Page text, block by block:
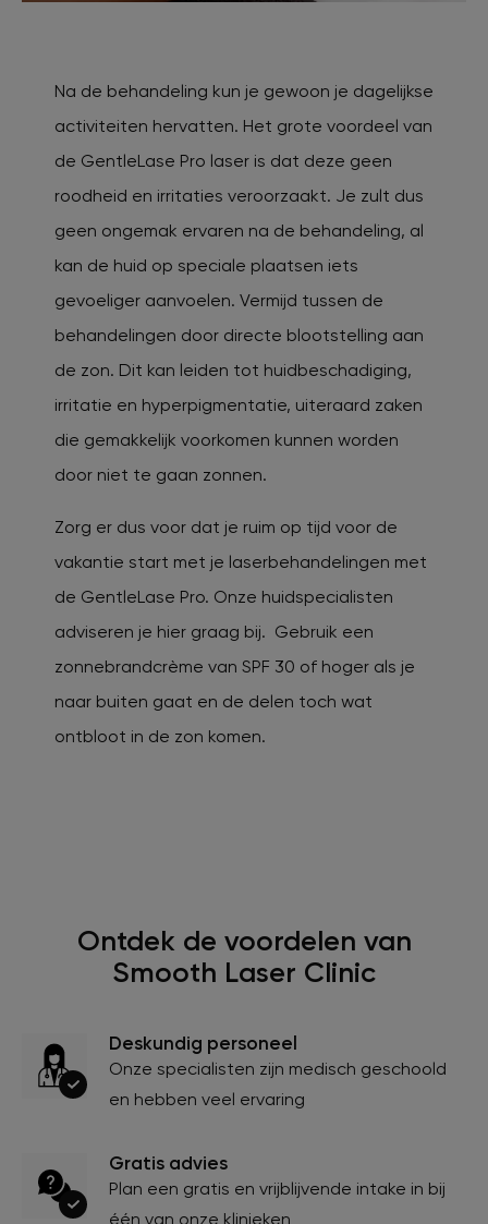
Na de behandeling kun je gewoon je dagelijkse
activiteiten hervatten. Het grote voordeel van
de GentleLase Pro laser is dat deze geen
roodheid en irritaties veroorzaakt. Je zult dus
geen ongemak ervaren na de behandeling, al
kan de huid op speciale plaatsen iets
gevoeliger aanvoelen. Vermijd tussen de
behandelingen door directe blootstelling aan
de zon. Dit kan leiden tot huidbeschadiging,
irritatie en hyperpigmentatie, uiteraard zaken
die gemakkelijk voorkomen kunnen worden
door niet te gaan zonnen.
Zorg er dus voor dat je ruim op tijd voor de
vakantie start met je laserbehandelingen met
de GentleLase Pro. Onze huidspecialisten
adviseren je hier graag bij. Gebruik een
zonnebrandcrème van SPF 30 of hoger als je
naar buiten gaat en de delen toch wat
ontbloot in de zon komen.
Ontdek de voordelen van
Smooth Laser Clinic
Deskundig personeel
Onze specialisten zijn medisch geschoold
en hebben veel ervaring
Gratis advies
Plan een gratis en vrijblijvende intake in bij
één van onze klinieken